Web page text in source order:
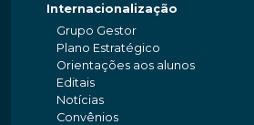
Internacionalização
Grupo Gestor
Plano Estratégico
Orientações aos alunos
Editais
Notícias
Convênios